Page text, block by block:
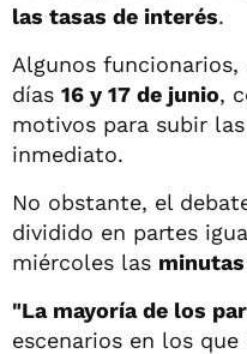
las tasas de interés.
Algunos
días 16 y 17 de junio,
motivos para subir
inmediato.
No obstante, el
dividido en partes
miércoles las minutas
"La mayoría de los
escenarios en los